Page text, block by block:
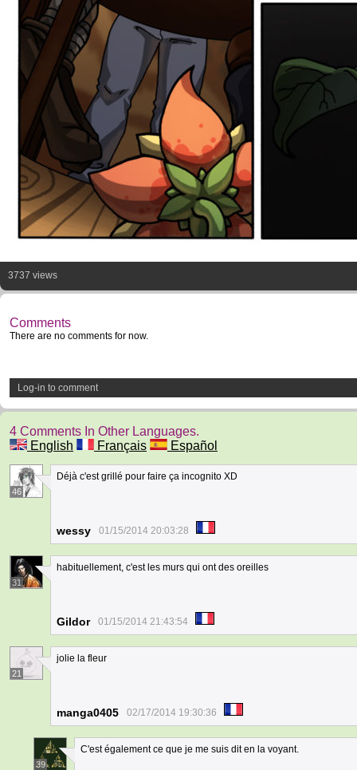
3737 views
Comments
There are no comments for now.
Log-in to comment
4 Comments In Other Languages.
English
Français Español
46
Déjà c'est grillé pour faire ça incognito XD
wessy 01/15/2014 20:03:28
31
habituellement, c'est les murs qui ont des oreilles
Gildor 01/15/2014 21:43:54
21
jolie la fleur
manga0405 02/17/2014 19:30:36
39
C'est également ce que je me suis dit en la voyant.